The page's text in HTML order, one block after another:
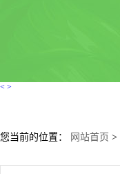
< >
您当前的位置： 网站首页 >